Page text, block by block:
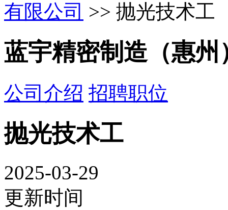
有限公司 >> 抛光技术工
蓝宇精密制造（惠州
公司介绍 招聘职位
抛光技术工
2025-03-29
更新时间